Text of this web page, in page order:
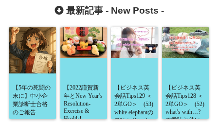
で読める！】
最新記事 - New Posts -
【5年の死闘の
末に】中小企
業診断士合格
のご報告
【2022謹賀新
年とNew Year’s
Resolution-
Exercise &
Health】
【ビジネス英
会話Tips129 ＜
2単GO＞ (53)
white elephantの
意味と使い方
【ビジネス英
会話Tips128 ＜
2単GO＞ (52)
what’s with…?
の意味と使い